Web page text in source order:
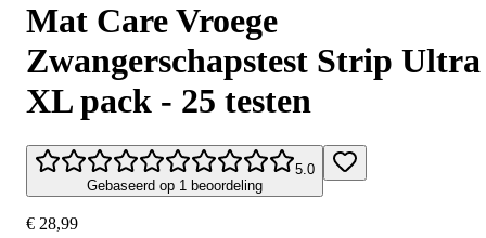
Mat Care Vroege
Zwangerschapstest Strip Ultra
XL pack - 25 testen
5.0
Gebaseerd op 1 beoordeling
€ 28,99